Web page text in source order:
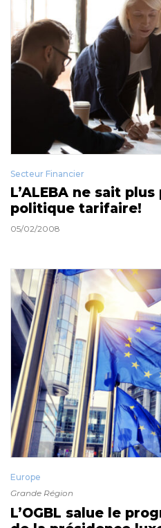
Secteur Financier
L’ALEBA ne sait
politique tarifaire!
05/02/2008
Europe
Grande Région
L’OGBL salue le